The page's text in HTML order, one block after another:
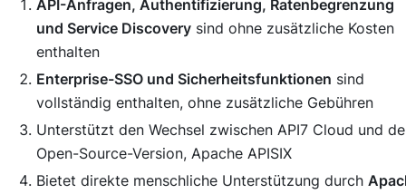
API-Anfragen, Authentifizierung, Ratenbegrenzung
und Service Discovery sind ohne zusätzliche Kosten
enthalten
Enterprise-SSO und Sicherheitsfunktionen sind
vollständig enthalten, ohne zusätzliche Gebühren
Unterstützt den Wechsel zwischen API7 Cloud und
Open-Source-Version, Apache APISIX
Bietet direkte menschliche Unterstützung durch